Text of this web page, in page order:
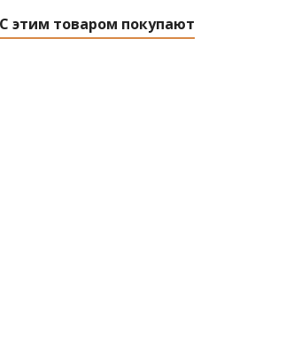
С этим товаром покупают